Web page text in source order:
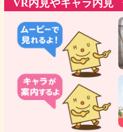
VR内見やキャラ内見